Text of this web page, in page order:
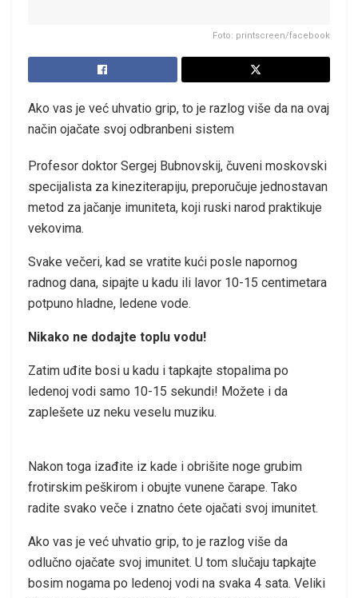
Foto: printscreen/facebook
Ako vas je već uhvatio grip, to je razlog više da na ovaj
način ojačate svoj odbranbeni sistem
Profesor doktor Sergej Bubnovskij, čuveni moskovski
specijalista za kineziterapiju, preporučuje jednostavan
metod za jačanje imuniteta, koji ruski narod praktikuje
vekovima.
Svake večeri, kad se vratite kući posle napornog
radnog dana, sipajte u kadu ili lavor 10-15 centimetara
potpuno hladne, ledene vode.
Nikako ne dodajte toplu vodu!
Zatim uđite bosi u kadu i tapkajte stopalima po
ledenoj vodi samo 10-15 sekundi! Možete i da
zaplešete uz neku veselu muziku.
Nakon toga izađite iz kade i obrišite noge grubim
frotirskim peškirom i obujte vunene čarape. Tako
radite svako veče i znatno ćete ojačati svoj imunitet.
Ako vas je već uhvatio grip, to je razlog više da
odlučno ojačate svoj imunitet. U tom slučaju tapkajte
bosim nogama po ledenoj vodi na svaka 4 sata. Veliki